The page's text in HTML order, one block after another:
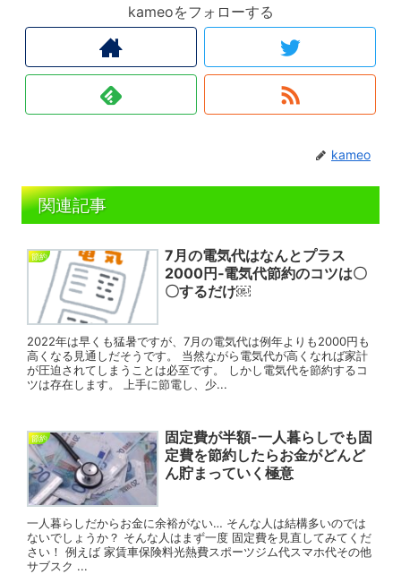
kameoをフォローする
kameo
関連記事
節約
7月の電気代はなんとプラス
2000円‐電気代節約のコツは〇
〇するだけ￼
2022年は早くも猛暑ですが、7月の電気代は例年よりも2000円も
高くなる見通しだそうです。 当然ながら電気代が高くなれば家計
が圧迫されてしまうことは必至です。 しかし電気代を節約するコ
ツは存在します。 上手に節電し、少...
節約
固定費が半額-一人暮らしでも固
定費を節約したらお金がどんど
ん貯まっていく極意
一人暮らしだからお金に余裕がない… そんな人は結構多いのでは
ないでしょうか？ そんな人はまず一度 固定費を見直してみてくだ
さい！ 例えば 家賃車保険料光熱費スポーツジム代スマホ代その他
サブスク ...